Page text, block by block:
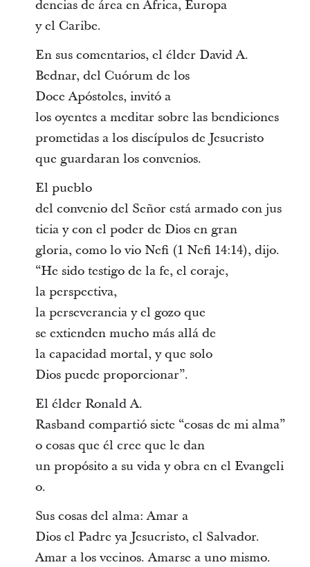
dencias de área en África, Europa
y el Caribe.
En sus comentarios, el élder David A.
Bednar, del Cuórum de los
Doce Apóstoles, invitó a
los oyentes a meditar sobre las bendiciones
prometidas a los discípulos de Jesucristo
que guardaran los convenios.
El pueblo
del convenio del Señor está armado con jus
ticia y con el poder de Dios en gran
gloria, como lo vio Nefi (1 Nefi 14:14), dijo.
“He sido testigo de la fe, el coraje,
la perspectiva,
la perseverancia y el gozo que
se extienden mucho más allá de
la capacidad mortal, y que solo
Dios puede proporcionar”.
El élder Ronald A.
Rasband compartió siete “cosas de mi alma”
o cosas que él cree que le dan
un propósito a su vida y obra en el Evangeli
o.
Sus cosas del alma: Amar a
Dios el Padre ya Jesucristo, el Salvador.
Amar a los vecinos. Amarse a uno mismo.